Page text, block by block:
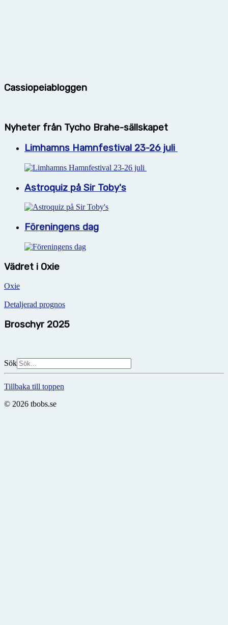
Cassiopeiabloggen
Nyheter från Tycho Brahe-sällskapet
Limhamns Hamnfestival 23-26 juli
Astroquiz på Sir Toby's
Föreningens dag
Vädret i Oxie
Oxie
Detaljerad prognos
Broschyr 2025
Sök
Tillbaka till toppen
© 2026 tbobs.se